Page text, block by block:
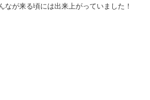
なが来る頃には出来上がっていました！